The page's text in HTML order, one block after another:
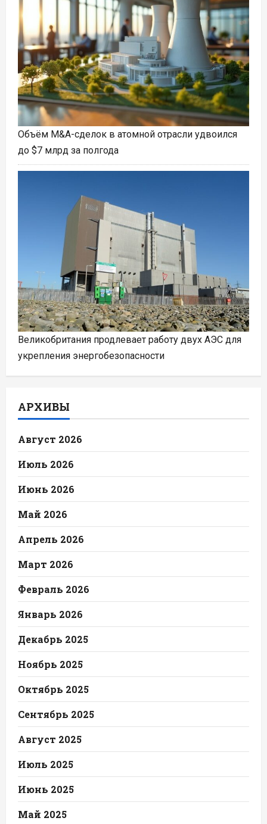
Объём M&A-сделок в атомной отрасли удвоился
до $7 млрд за полгода
Великобритания продлевает работу двух АЭС для
укрепления энергобезопасности
АРХИВЫ
Август 2026
Июль 2026
Июнь 2026
Май 2026
Апрель 2026
Март 2026
Февраль 2026
Январь 2026
Декабрь 2025
Ноябрь 2025
Октябрь 2025
Сентябрь 2025
Август 2025
Июль 2025
Июнь 2025
Май 2025